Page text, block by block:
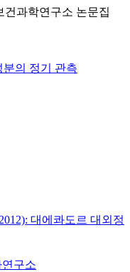
과학연구소 논문집
분의 정기 관측
대에콰도르 대외정
구소